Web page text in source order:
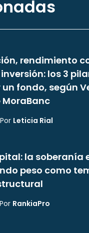
rendimiento
los 3
fondo, según
Por Leticia Rial
la soberanía
peso como
Por RankiaPro